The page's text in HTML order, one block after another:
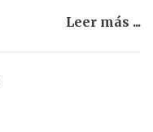
Leer más ...